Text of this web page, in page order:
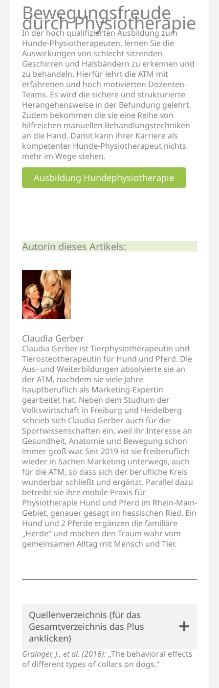
Bewegungsfreude
durch Physiotherapie
In der hoch qualifizierten Ausbildung zum
Hunde-Physiotherapeuten, lernen Sie die
Auswirkungen von schlecht sitzenden
Geschirren und Halsbändern zu erkennen und
zu behandeln. Hierfür lehrt die ATM mit
erfahrenen und hoch motivierten Dozenten-
Teams. Es wird die sichere und strukturierte
Herangehensweise in der Befundung gelehrt.
Zudem bekommen die sie eine Reihe von
hilfreichen manuellen Behandlungstechniken
an die Hand. Damit kann ihrer Karriere als
kompetenter Hunde-Physiotherapeut nichts
mehr im Wege stehen.
Ausbildung Hundephysiotherapie
Autorin dieses Artikels:
Claudia Gerber
Claudia Gerber ist Tierphysiotherapeutin und
Tierosteotherapeutin für Hund und Pferd. Die
Aus- und Weiterbildungen absolvierte sie an
der ATM, nachdem sie viele Jahre
hauptberuflich als Marketing-Expertin
gearbeitet hat. Neben dem Studium der
Volkswirtschaft in Freiburg und Heidelberg
schrieb sich Claudia Gerber auch für die
Sportwissenschaften ein, weil ihr Interesse an
Gesundheit, Anatomie und Bewegung schon
immer groß war. Seit 2019 ist sie freiberuflich
wieder in Sachen Marketing unterwegs, auch
für die ATM, so dass sich der berufliche Kreis
wunderbar schließt und ergänzt. Parallel dazu
betreibt sie ihre mobile Praxis für
Physiotherapie Hund und Pferd im Rhein-Main-
Gebiet, genauer gesagt im hessischen Ried. Ein
Hund und 2 Pferde ergänzen die familiäre
„Herde“ und machen den Traum wahr vom
gemeinsamen Alltag mit Mensch und Tier.
Quellenverzeichnis (für das
Gesamtverzeichnis das Plus
anklicken)
Grainger, J., et al. (2016): „The behavioral effects
of different types of collars on dogs.“